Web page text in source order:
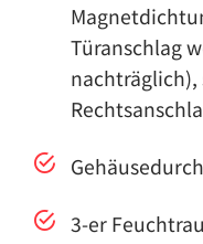
Türanschlag
3-er